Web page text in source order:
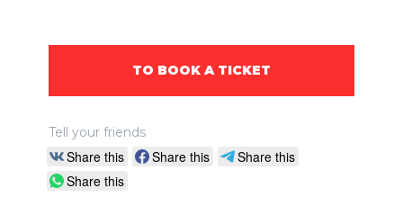
TO BOOK A TICKET
Tell your friends
Share this Share this
Share this
Share this